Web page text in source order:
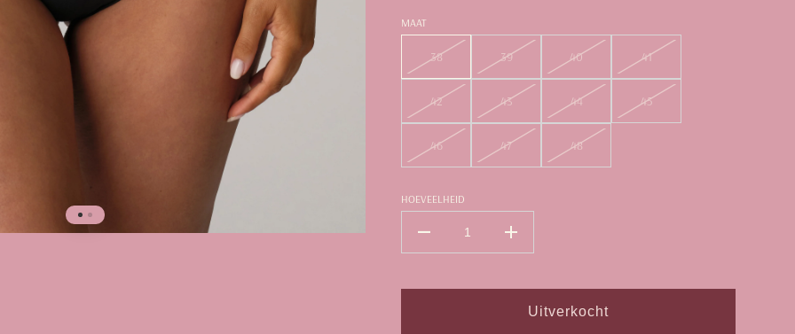
MAAT
38 39 40 41
42 43 44 45
46 47 48
HOEVEELHEID
Uitverkocht